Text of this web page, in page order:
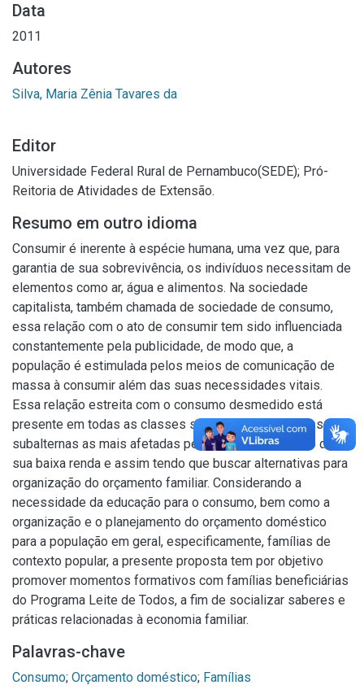
Data
2011
Autores
Silva, Maria Zênia Tavares da
Editor
Universidade Federal Rural de Pernambuco(SEDE); Pró-
Reitoria de Atividades de Extensão.
Resumo em outro idioma
Consumir é inerente à espécie humana, uma vez que, para
garantia de sua sobrevivência, os indivíduos necessitam de
elementos como ar, água e alimentos. Na sociedade
capitalista, também chamada de sociedade de consumo,
essa relação com o ato de consumir tem sido influenciada
constantemente pela publicidade, de modo que, a
população é estimulada pelos meios de comunicação de
massa à consumir além das suas necessidades vitais.
Essa relação estreita com o consumo desmedido está
presente em todas as classes sociais, sendo as classes
subalternas as mais afetadas pelo comprometimento da
sua baixa renda e assim tendo que buscar alternativas para
organização do orçamento familiar. Considerando a
necessidade da educação para o consumo, bem como a
organização e o planejamento do orçamento doméstico
para a população em geral, especificamente, famílias de
contexto popular, a presente proposta tem por objetivo
promover momentos formativos com famílias beneficiárias
do Programa Leite de Todos, a fim de socializar saberes e
práticas relacionadas à economia familiar.
Palavras-chave
Consumo; Orçamento doméstico; Famílias